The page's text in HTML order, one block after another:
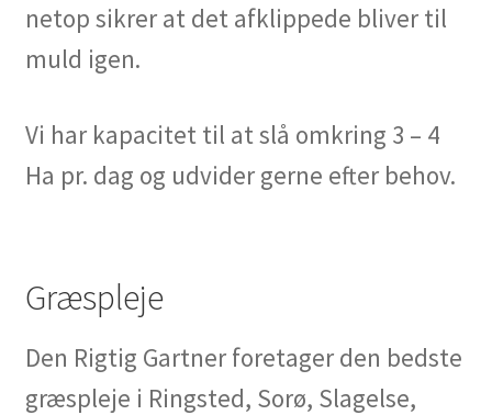
netop sikrer at det afklippede bliver til
muld igen.
Vi har kapacitet til at slå omkring 3 – 4
Ha pr. dag og udvider gerne efter behov.
Græspleje
Den Rigtig Gartner foretager den bedste
græspleje i Ringsted, Sorø, Slagelse,